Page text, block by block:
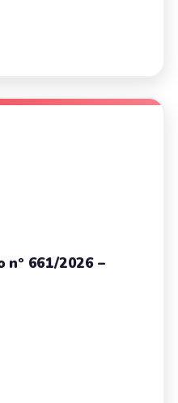
nº 661/2026 –